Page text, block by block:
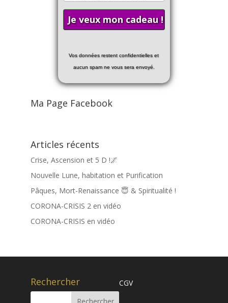
Vos données restent confidentielles et
aucun spam ne vous sera envoyé.
Ma Page Facebook
Articles récents
Crise, Ascension et 5 D !🌌
Nouvelle Lune, habitation et Purification
Pâques, Mort-Renaissance 😇 & Spiritualité !
CORONA-CRISIS 2 en vidéo
CORONA-CRISIS en vidéo
Rechercher CGV